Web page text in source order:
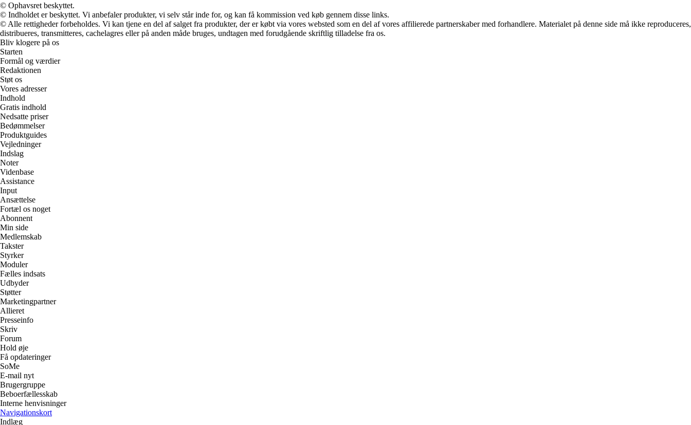
© Ophavsret beskyttet.
© Indholdet er beskyttet. Vi anbefaler produkter, vi selv står inde for, og kan få kommission ved køb gennem disse links.
© Alle rettigheder forbeholdes. Vi kan tjene en del af salget fra produkter, der er købt via vores websted som en del af vores affilierede partnerskaber med forhandlere. Materialet på denne side må ikke reproduceres,
distribueres, transmitteres, cachelagres eller på anden måde bruges, undtagen med forudgående skriftlig tilladelse fra os.
Bliv klogere på os
Starten
Formål og værdier
Redaktionen
Støt os
Vores adresser
Indhold
Gratis indhold
Nedsatte priser
Bedømmelser
Produktguides
Vejledninger
Indslag
Noter
Videnbase
Assistance
Input
Ansættelse
Fortæl os noget
Abonnent
Min side
Medlemskab
Takster
Styrker
Moduler
Fælles indsats
Udbyder
Støtter
Marketingpartner
Allieret
Presseinfo
Skriv
Forum
Hold øje
Få opdateringer
SoMe
E-mail nyt
Brugergruppe
Beboerfællesskab
Interne henvisninger
Navigationskort
Indlæg